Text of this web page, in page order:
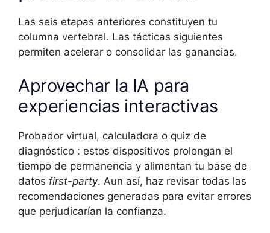
Las seis etapas anteriores constituyen tu
columna vertebral. Las tácticas siguientes
permiten acelerar o consolidar las ganancias.
Aprovechar la IA para
experiencias interactivas
Probador virtual, calculadora o quiz de
diagnóstico : estos dispositivos prolongan el
tiempo de permanencia y alimentan tu base de
datos first-party. Aun así, haz revisar todas las
recomendaciones generadas para evitar errores
que perjudicarían la confianza.